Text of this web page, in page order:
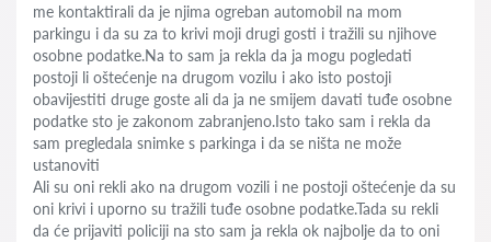
me kontaktirali da je njima ogreban automobil na mom
parkingu i da su za to krivi moji drugi gosti i tražili su njihove
osobne podatke.Na to sam ja rekla da ja mogu pogledati
postoji li oštećenje na drugom vozilu i ako isto postoji
obavijestiti druge goste ali da ja ne smijem davati tuđe osobne
podatke sto je zakonom zabranjeno.Isto tako sam i rekla da
sam pregledala snimke s parkinga i da se ništa ne može
ustanoviti
Ali su oni rekli ako na drugom vozili i ne postoji oštećenje da su
oni krivi i uporno su tražili tuđe osobne podatke.Tada su rekli
da će prijaviti policiji na sto sam ja rekla ok najbolje da to oni